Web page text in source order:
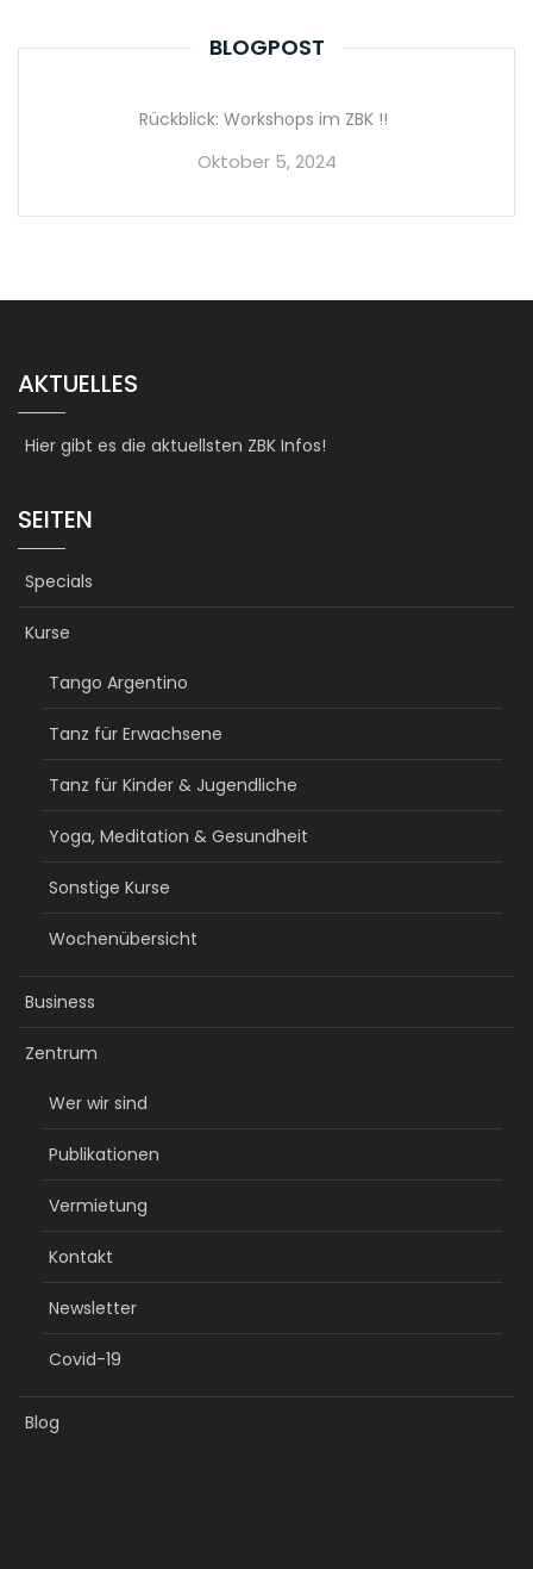
BLOGPOST
Rückblick: Workshops im ZBK !!
Oktober 5, 2024
AKTUELLES
Hier gibt es die aktuellsten ZBK Infos!
SEITEN
Specials
Kurse
Tango Argentino
Tanz für Erwachsene
Tanz für Kinder & Jugendliche
Yoga, Meditation & Gesundheit
Sonstige Kurse
Wochenübersicht
Business
Zentrum
Wer wir sind
Publikationen
Vermietung
Kontakt
Newsletter
Covid-19
Blog